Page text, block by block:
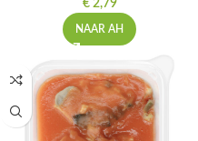
€2,79
NAAR AH